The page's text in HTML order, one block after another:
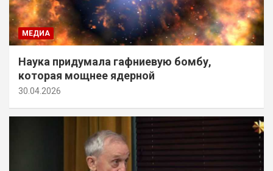
МЕДИА
Наука придумала гафниевую бомбу,
которая мощнее ядерной
30.04.2026